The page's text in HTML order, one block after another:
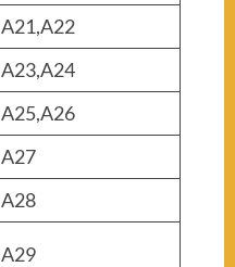
A21,A22
A23,A24
A25,A26
A27
A28
A29